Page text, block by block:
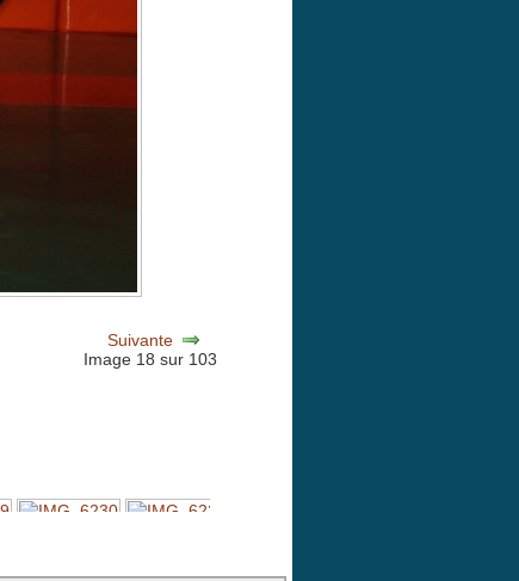
Suivante
Image 18 sur 103